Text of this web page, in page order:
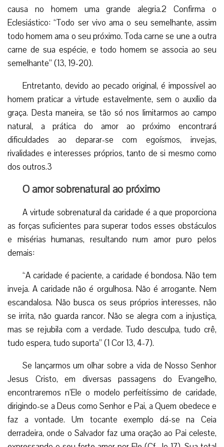
causa no homem uma grande alegria.2 Confirma o
Eclesiástico: “Todo ser vivo ama o seu semelhante, assim
todo homem ama o seu próximo. Toda carne se une a outra
carne de sua espécie, e todo homem se associa ao seu
semelhante” (13, 19-20).
Entretanto, devido ao pecado original, é impossível ao
homem praticar a virtude estavelmente, sem o auxílio da
graça. Desta maneira, se tão só nos limitarmos ao campo
natural, a prática do amor ao próximo encontrará
dificuldades ao deparar-se com egoísmos, invejas,
rivalidades e interesses próprios, tanto de si mesmo como
dos outros.3
O amor sobrenatural ao próximo
A virtude sobrenatural da caridade é a que proporciona
as forças suficientes para superar todos esses obstáculos
e misérias humanas, resultando num amor puro pelos
demais:
“A caridade é paciente, a caridade é bondosa. Não tem
inveja. A caridade não é orgulhosa. Não é arrogante. Nem
escandalosa. Não busca os seus próprios interesses, não
se irrita, não guarda rancor. Não se alegra com a injustiça,
mas se rejubila com a verdade. Tudo desculpa, tudo crê,
tudo espera, tudo suporta” (1 Cor 13, 4-7).
Se lançarmos um olhar sobre a vida de Nosso Senhor
Jesus Cristo, em diversas passagens do Evangelho,
encontraremos n’Ele o modelo perfeitíssimo de caridade,
dirigindo-se a Deus como Senhor e Pai, a Quem obedece e
faz a vontade. Um tocante exemplo dá-se na Ceia
derradeira, onde o Salvador faz uma oração ao Pai celeste,